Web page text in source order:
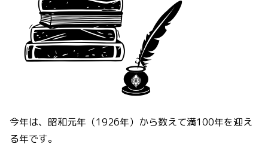
今年は、昭和元年（1926年）から数えて満100年を迎え
る年です。